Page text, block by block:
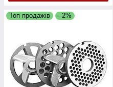
Топ продажів –2%